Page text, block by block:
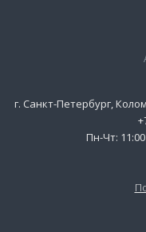
г. Санкт-Петербург,
Пн-Чт: 11:00